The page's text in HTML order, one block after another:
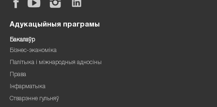
Адукацыйныя праграмы
Бакалаўр
Бізнес-эканоміка
Палітыка і міжнародныя адносіны
Права
Інфарматыка
Стварэнне гульняў